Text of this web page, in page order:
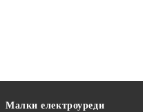
Малки електроуреди